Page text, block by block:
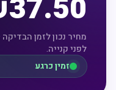
37.50
מחיר נכון לזמן
לפני קנייה.
זמין כרגע